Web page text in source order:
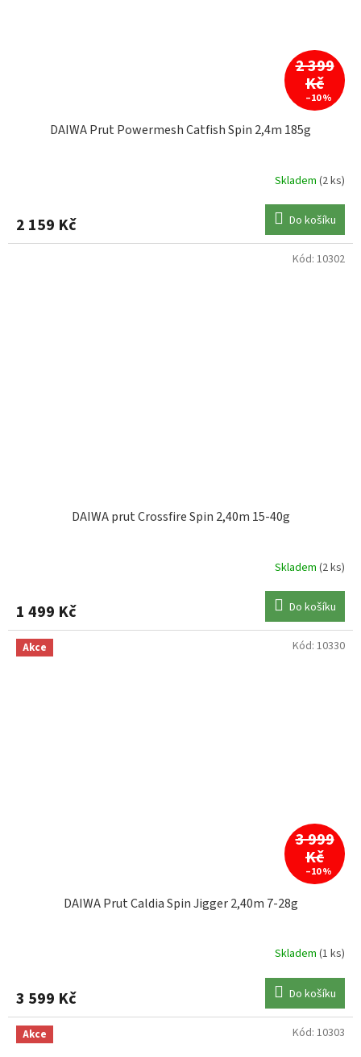
2 399
Kč
–10 %
DAIWA Prut Powermesh Catfish Spin 2,4m 185g
Skladem (2 ks)
2 159 Kč Do košíku
DAIWA prut Crossfire Spin 2,40m 15-40g
Skladem (2 ks)
1 499 Kč Do košíku
Kód: 10302
Akce
3 999
Kč
–10 %
DAIWA Prut Caldia Spin Jigger 2,40m 7-28g
Skladem (1 ks)
3 599 Kč Do košíku
Kód: 10330
Akce Kód: 10303